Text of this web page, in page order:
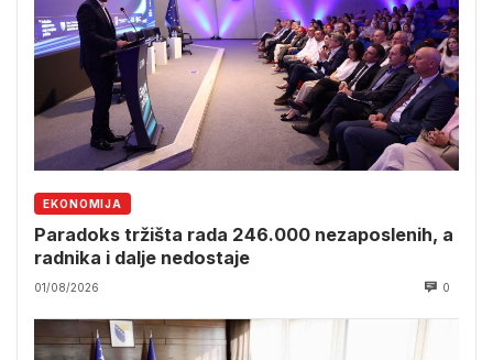
EKONOMIJA
Paradoks tržišta rada 246.000 nezaposlenih, a
radnika i dalje nedostaje
01/08/2026 0